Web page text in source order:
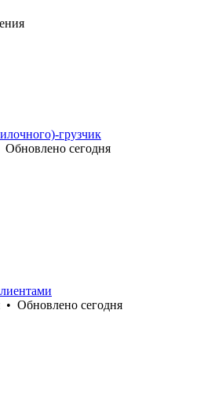
грузчик
Обновлено сегодня
• Обновлено сегодня